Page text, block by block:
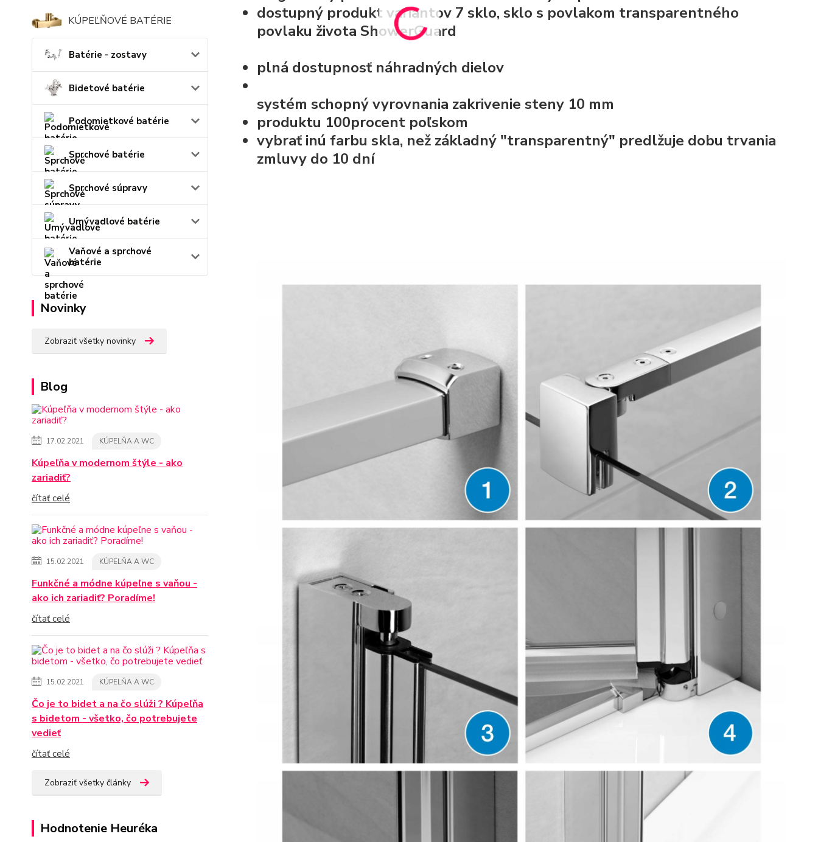
KÚPEĽŇOVÉ BATÉRIE
Batérie - zostavy
Bidetové batérie
Podomietkové batérie
Sprchové batérie
Sprchové súpravy
Umývadlové batérie
Vaňové a sprchové
batérie
Novinky
Zobraziť všetky novinky
Blog
17.02.2021 KÚPELŇA A WC
Kúpeľňa v modernom štýle - ako
zariadiť?
čítať celé
15.02.2021 KÚPELŇA A WC
Funkčné a módne kúpeľne s vaňou -
ako ich zariadiť? Poradíme!
čítať celé
15.02.2021 KÚPELŇA A WC
Čo je to bidet a na čo slúži ? Kúpeľňa
s bidetom - všetko, čo potrebujete
vedieť
čítať celé
Zobraziť všetky články
Hodnotenie Heuréka
dostupný produkt variantov 7 sklo, sklo s povlakom transparentného
povlaku života ShowerGuard
plná dostupnosť náhradných dielov
systém schopný vyrovnania zakrivenie steny 10 mm
produktu 100procent poľskom
vybrať inú farbu skla, než základný "transparentný" predlžuje dobu trvania
zmluvy do 10 dní